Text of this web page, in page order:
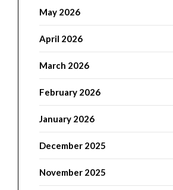
May 2026
April 2026
March 2026
February 2026
January 2026
December 2025
November 2025